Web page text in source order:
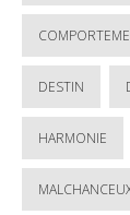
DESTIN
HARMONIE